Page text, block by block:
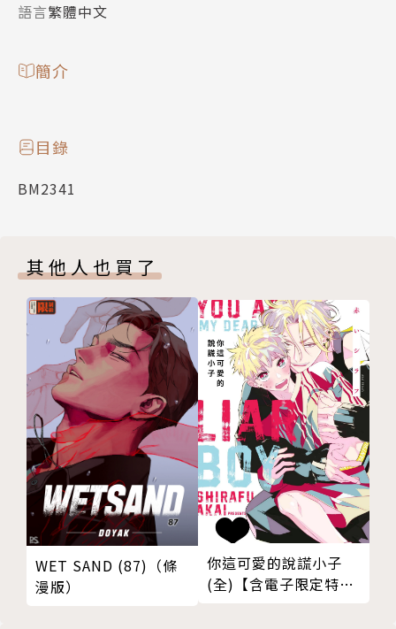
語言繁體中文
簡介
目錄
BM2341
其他人也買了
WET SAND (87)（條
漫版）
你這可愛的說謊小子
(全)【含電子限定特